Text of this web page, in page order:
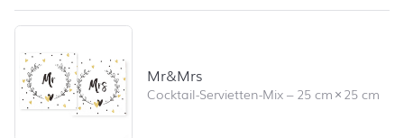
Mr&Mrs
Cocktail-Servietten-Mix–25 cm×25 cm